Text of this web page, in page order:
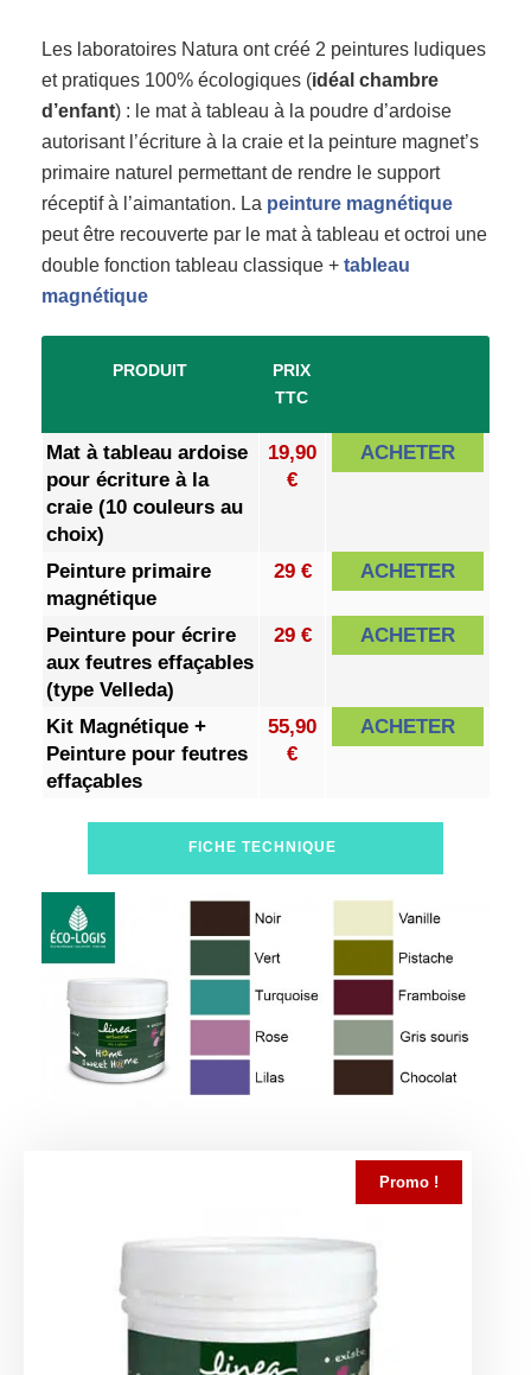
Les laboratoires Natura ont créé 2 peintures ludiques
et pratiques 100% écologiques (idéal chambre
d’enfant) : le mat à tableau à la poudre d’ardoise
autorisant l’écriture à la craie et la peinture magnet’s
primaire naturel permettant de rendre le support
réceptif à l’aimantation. La peinture magnétique
peut être recouverte par le mat à tableau et octroi une
double fonction tableau classique + tableau
magnétique
PRODUIT
PRIX
TTC
Mat à tableau ardoise
pour écriture à la
craie (10 couleurs au
choix)
19,90
€
ACHETER
Peinture primaire
magnétique
29 € ACHETER
Peinture pour écrire
aux feutres effaçables
(type Velleda)
29 € ACHETER
Kit Magnétique +
Peinture pour feutres
effaçables
55,90
€
ACHETER
FICHE TECHNIQUE
Promo !